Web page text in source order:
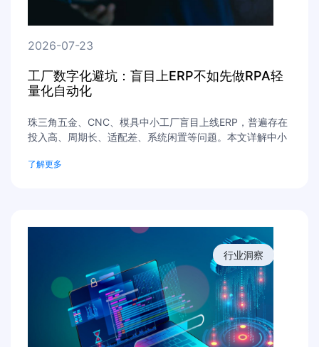
2026-07-23
工厂数字化避坑：盲目上ERP不如先做RPA轻
量化自动化
珠三角五金、CNC、模具中小工厂盲目上线ERP，普遍存在
投入高、周期长、适配差、系统闲置等问题。本文详解中小
自动化优势，无需改系统、无需重构流程，快速实现对账、
了解更多
行业洞察